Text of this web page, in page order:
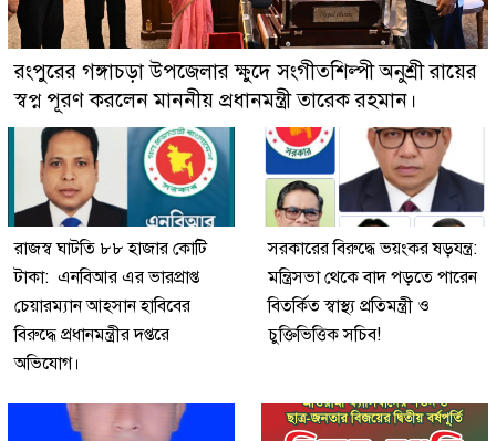
রংপুরের গঙ্গাচড়া উপজেলার ক্ষুদে সংগীতশিল্পী অনুশ্রী রায়ের
স্বপ্ন পূরণ করলেন মাননীয় প্রধানমন্ত্রী তারেক রহমান।
রাজস্ব ঘাটতি ৮৮ হাজার কোটি
টাকা: এনবিআর এর ভারপ্রাপ্ত
চেয়ারম্যান আহসান হাবিবের
বিরুদ্ধে প্রধানমন্ত্রীর দপ্তরে
অভিযোগ।
সরকারের বিরুদ্ধে ভয়ংকর ষড়যন্ত্র:
মন্ত্রিসভা থেকে বাদ পড়তে পারেন
বিতর্কিত স্বাস্থ্য প্রতিমন্ত্রী ও
চুক্তিভিত্তিক সচিব!